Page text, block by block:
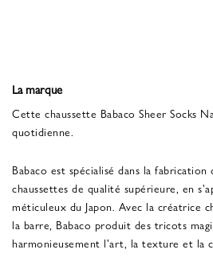
La marque
Cette chaussette Babaco Sheer Socks
quotidienne.
Babaco est spécialisé dans la
chaussettes de qualité supérieure, en
méticuleux du Japon. Avec la créatrice
la barre, Babaco produit des tricots
harmonieusement l'art, la texture et la